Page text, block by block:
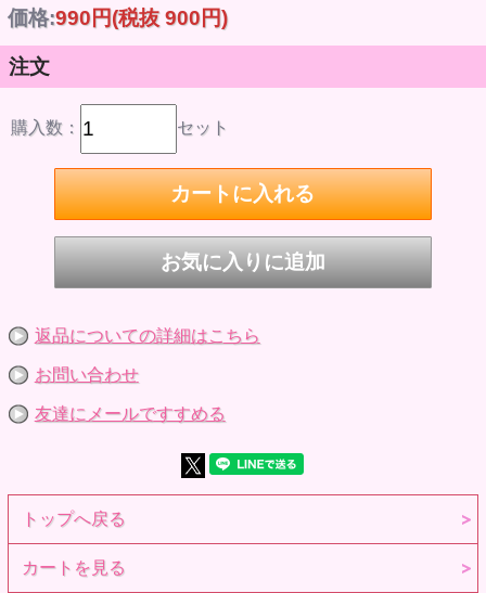
価格:990円(税抜 900円)
注文
購入数： セット
返品についての詳細はこちら
お問い合わせ
友達にメールですすめる
トップへ戻る
カートを見る